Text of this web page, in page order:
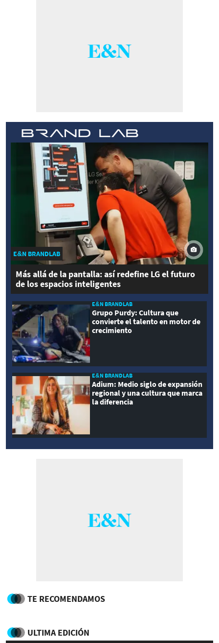
E&N BRANDLAB
Más allá de la pantalla: así redefine LG el futuro
de los espacios inteligentes
E&N BRANDLAB
Grupo Purdy: Cultura que
convierte el talento en motor de
crecimiento
E&N BRANDLAB
Adium: Medio siglo de expansión
regional y una cultura que marca
la diferencia
TE RECOMENDAMOS
ULTIMA EDICIÓN